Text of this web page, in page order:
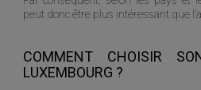
peut donc être plus intéressant que
COMMENT CHOISIR
LUXEMBOURG ?